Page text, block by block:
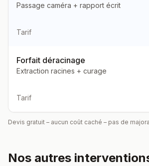
Passage caméra + rapport écrit
Tarif
Forfait déracinage
Extraction racines + curage
Tarif
Devis gratuit – aucun coût caché – pas de
Nos autres